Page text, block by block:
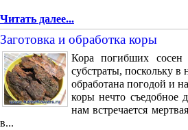
Читать далее...
Заготовка и обработка коры
Кора погибших
субстраты, поскольку
обработана погодой и
коры нечто съедобное
нам встречается
в...